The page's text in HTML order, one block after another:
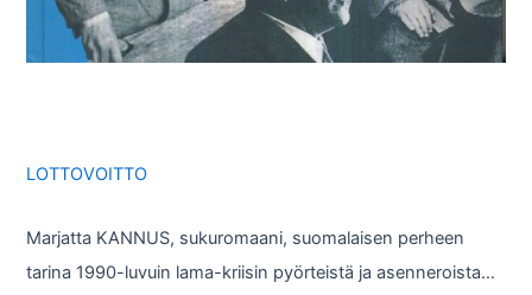
LOTTOVOITTO
Marjatta KANNUS, sukuromaani, suomalaisen perheen
tarina 1990-luvuin lama-kriisin pyörteistä ja asenneroista…